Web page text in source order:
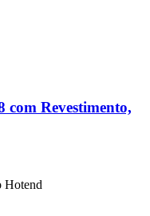
Revestimento,
Hotend